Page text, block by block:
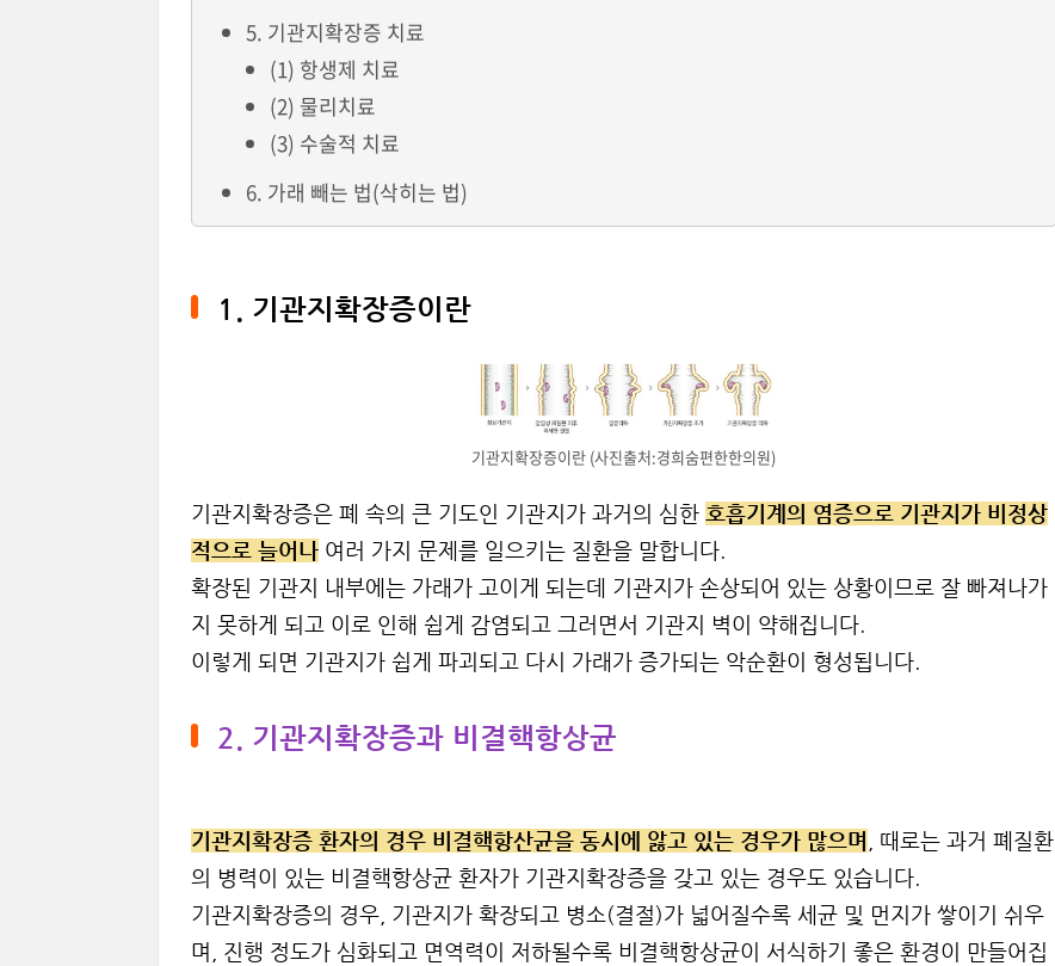
5. 기관지확장증 치료
(1) 항생제 치료
(2) 물리치료
(3) 수술적 치료
6. 가래 빼는 법(삭히는 법)
1. 기관지확장증이란
기관지확장증이란 (사진출처:경희숨편한한의원)
기관지확장증은 폐 속의 큰 기도인 기관지가 과거의 심한 호흡기계의 염증으로 기관지가 비정상
적으로 늘어나 여러 가지 문제를 일으키는 질환을 말합니다.
확장된 기관지 내부에는 가래가 고이게 되는데 기관지가 손상되어 있는 상황이므로 잘 빠져나가
지 못하게 되고 이로 인해 쉽게 감염되고 그러면서 기관지 벽이 약해집니다.
이렇게 되면 기관지가 쉽게 파괴되고 다시 가래가 증가되는 악순환이 형성됩니다.
2. 기관지확장증과 비결핵항상균
기관지확장증 환자의 경우 비결핵항산균을 동시에 앓고 있는 경우가 많으며
, 때로는 과거 폐질환
의 병력이 있는 비결핵항상균 환자가 기관지확장증을 갖고 있는 경우도 있습니다.
기관지확장증의 경우, 기관지가 확장되고 병소(결절)가 넓어질수록 세균 및 먼지가 쌓이기 쉬우
며, 진행 정도가 심화되고 면역력이 저하될수록 비결핵항상균이 서식하기 좋은 환경이 만들어집